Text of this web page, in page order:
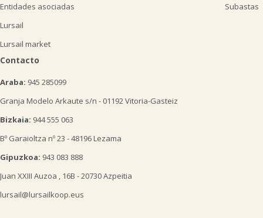
Entidades asociadas
Lursail
Lursail market
Subastas
Contacto
Araba: 945 285099
Granja Modelo Arkaute s/n - 01192 Vitoria-Gasteiz
Bizkaia: 944 555 063
Bº Garaioltza nº 23 - 48196 Lezama
Gipuzkoa: 943 083 888
Juan XXIII Auzoa , 16B - 20730 Azpeitia
lursail@lursailkoop.eus